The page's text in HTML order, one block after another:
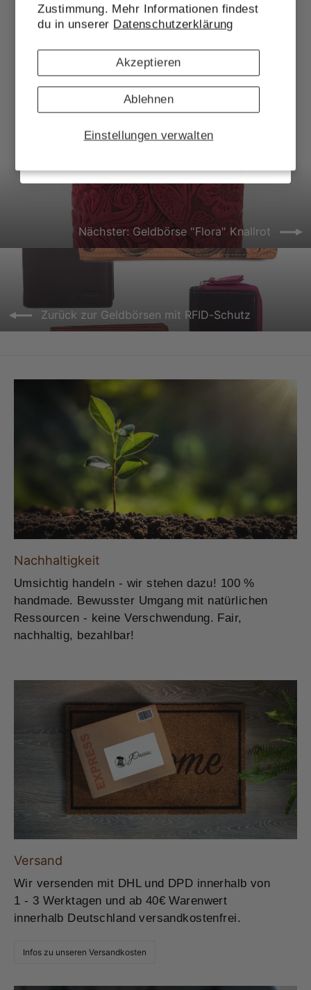
Zustimmung. Mehr Informationen findest
du in unserer Datenschutzerklärung
Einstellungen verwalten
Akzeptieren
Ablehnen
Geldbörse "Flora" Antikbraun
39,95 €
Das sagen unsere Kunden
Nächster: Geldbörse "Flora" Knallrot
Zurück zur Geldbörsen mit RFID-Schutz
Nachhaltigkeit
Umsichtig handeln - wir stehen dazu! 100 %
handmade. Bewusster Umgang mit natürlichen
Ressourcen - keine Verschwendung. Fair,
nachhaltig, bezahlbar!
Versand
Wir versenden mit DHL und DPD innerhalb von
1 - 3 Werktagen und ab 40€ Warenwert
innerhalb Deutschland versandkostenfrei.
Infos zu unseren Versandkosten
EMAIL
Jetzt anmelden